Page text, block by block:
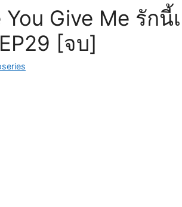
You Give Me รัก
[จบ]